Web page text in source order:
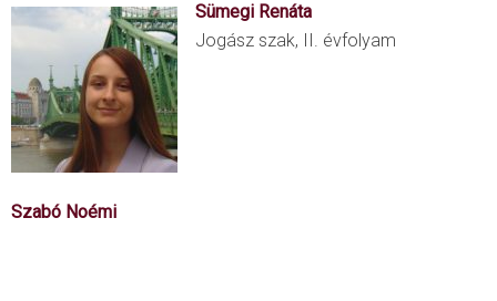
Sümegi Renáta
Jogász szak, II. évfolyam
Szabó Noémi